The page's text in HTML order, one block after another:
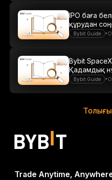
Bybit Guide •
IPO баға
құрудан
Bybit Guide •
Bybit
Қадамдық
Trade Anytime,